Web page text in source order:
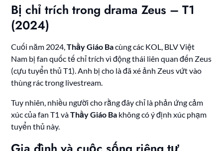
Bị chỉ trích trong drama Zeus – T1
(2024)
Cuối năm 2024,Thầy Giáo Bacùng các KOL, BLV Việt
Nam bị fan quốc tế chỉ trích vì động thái liên quan đến Zeus
(cựu tuyển thủ T1). Anh bị cho là đã xé ảnh Zeus vứt vào
thùng rác trong livestream.
Tuy nhiên, nhiều người cho rằng đây chỉ là phản ứng cảm
xúc của fan T1 vàThầy Giáo Ba không có ý định xúc phạm
tuyển thủ này.